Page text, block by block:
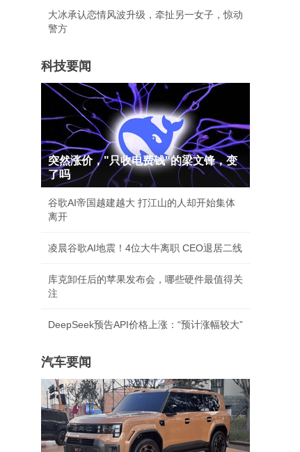
大冰承认恋情风波升级，牵扯另一女子，惊动
警方
科技要闻
突然涨价，"只收电费钱"的梁文锋，变
了吗
谷歌AI帝国越建越大 打江山的人却开始集体
离开
凌晨谷歌AI地震！4位大牛离职 CEO退居二线
库克卸任后的苹果发布会，哪些硬件最值得关
注
DeepSeek预告API价格上涨：“预计涨幅较大”
汽车要闻